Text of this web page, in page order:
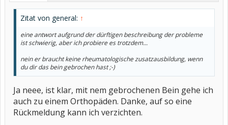
Zitat von general: ↑
eine antwort aufgrund der dürftigen beschreibung der probleme
ist schwierig, aber ich probiere es trotzdem...
nein er braucht keine rheumatologische zusatzausbildung, wenn
du dir das bein gebrochen hast ;-)
Ja neee, ist klar, mit nem gebrochenen Bein gehe ich
auch zu einem Orthopäden. Danke, auf so eine
Rückmeldung kann ich verzichten.